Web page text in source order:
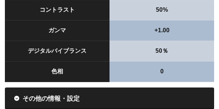
コントラスト 50%
ガンマ +1.00
デジタルバイブランス 50％
色相 0
その他の情報・設定